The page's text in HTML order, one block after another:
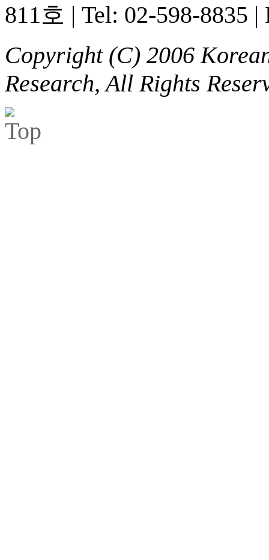
811호 | Tel: 02-598-8835 |
Copyright (C) 2006
Research, All Rights